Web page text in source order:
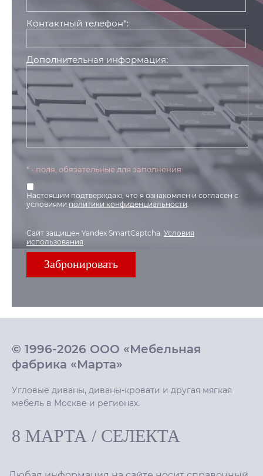
Контактный телефон*:
Дополнительная информация:
* - поля, обязательные для заполнения
Настоящим подтверждаю, что я ознакомлен и согласен с
условиями политики конфиденциальности.
Сайт защищен Yandex SmartCaptcha. Условия
использования.
© 1996-2026 ООО «Мебельная
фабрика «Марта»
Угловые диваны, диваны-кровати и другая мягкая
мебель в Москве и регионах.
8 МАРТА / СЕЛЕКТА